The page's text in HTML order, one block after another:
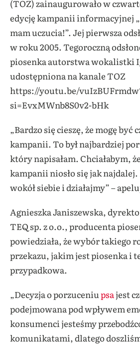
(TOZ) zainaugurowało w
edycję kampanii informacyjnej
mam uczucia!”. Jej pierwsza
w roku 2005. Tegoroczną
piosenka autorstwa wokalistki
udostępniona na kanale TOZ
https://youtu.be/
si=EvxMWnb8S0v2-bHk
„Bardzo się cieszę, że mogę być
kampanii. To był najbardziej
który napisałam. Chciałabym,
kampanii niosło się jak najdalej.
wokół siebie i działajmy” –
Agnieszka Janiszewska,
TEQ sp. z o.o., producenta
powiedziała, że wybór takiego
przekazu, jakim jest piosenka i
przypadkowa.
„Decyzja o porzuceniupsajest
podejmowana pod wpływem
konsumenci jesteśmy
komunikatami, dlatego